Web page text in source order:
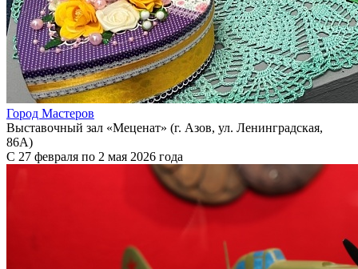
Город Мастеров
Выставочный зал «Меценат» (г. Азов, ул. Ленинградская,
86А)
С 27 февраля по 2 мая 2026 года